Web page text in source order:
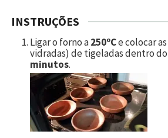
INSTRUÇÕES
Ligar o forno a250ºCe colocar
vidradas) de tigeladas dentro
minutos.